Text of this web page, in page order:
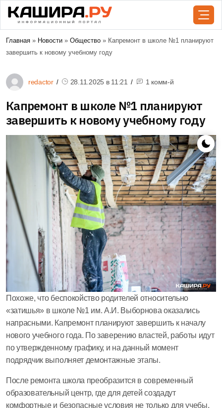
Главная » Новости » Общество » Капремонт в школе №1 планируют
завершить к новому учебному году
redactor 28.11.2025 в 11:21 1 комм-й
Капремонт в школе №1 планируют
завершить к новому учебному году
Похоже, что беспокойство родителей относительно
«затишья» в школе №1 им. А.И. Выборнова оказались
напрасными. Капремонт планируют завершить к началу
нового учебного года. По заверению властей, работы идут
по утвержденному графику, и на данный момент
подрядчик выполняет демонтажные этапы.
После ремонта школа преобразится в современный
образовательный центр, где для детей создадут
комфортные и безопасные условия не только для учебы,